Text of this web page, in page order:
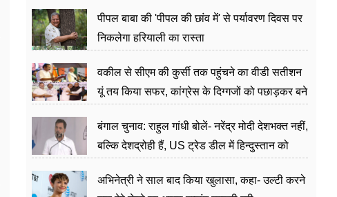
पीपल बाबा की 'पीपल की छांव में' से पर्यावरण दिवस पर
निकलेगा हरियाली का रास्ता
वकील से सीएम की कुर्सी तक पहुंचने का वीडी सतीशन
यूं तय किया सफर, कांग्रेस के दिग्गजों को पछाड़कर बने
बंगाल चुनाव: राहुल गांधी बोलें- नरेंद्र मोदी देशभक्त नहीं,
बल्कि देशद्रोही हैं, US ट्रेड डील में हिन्दुस्तान को
अभिनेत्री ने साल बाद किया खुलासा, कहा- उल्टी करने